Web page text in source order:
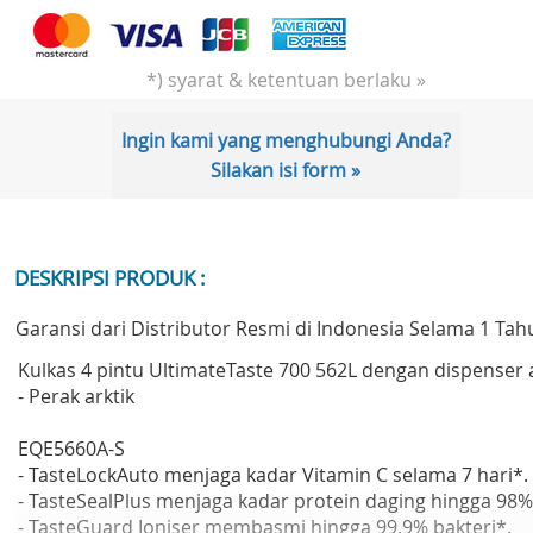
*) syarat & ketentuan berlaku »
Ingin kami yang menghubungi Anda?
Silakan isi form »
DESKRIPSI PRODUK :
Garansi dari Distributor Resmi di Indonesia Selama 1
Kulkas 4 pintu UltimateTaste 700 562L dengan dispenser
- Perak arktik
EQE5660A-S
- TasteLockAuto menjaga kadar Vitamin C selama 7 hari*.
- TasteSealPlus menjaga kadar protein daging hingga
- TasteGuard Ioniser membasmi hingga 99.9% bakteri*.